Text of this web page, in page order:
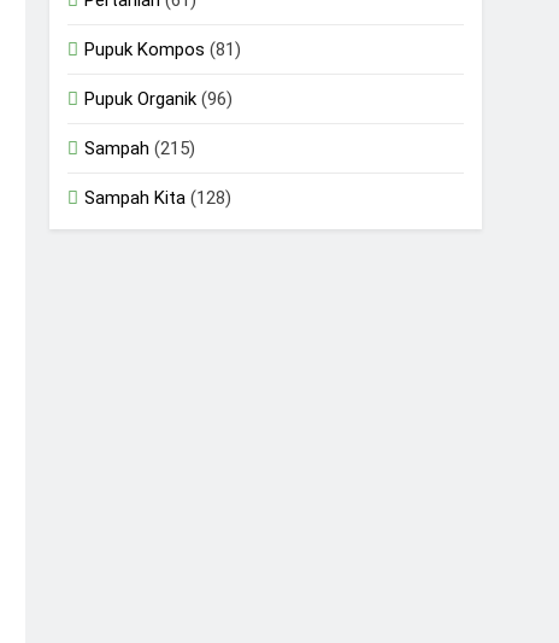
Pupuk Kompos (81)
Pupuk Organik (96)
Sampah (215)
Sampah Kita (128)